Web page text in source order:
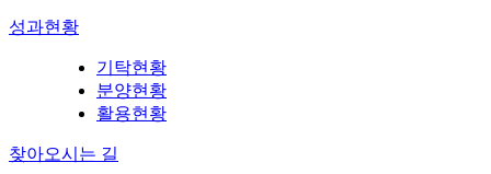
성과현황
기탁현황
분양현황
활용현황
찾아오시는 길